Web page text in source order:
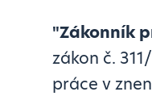
"Zákonník
zákon č.
práce v